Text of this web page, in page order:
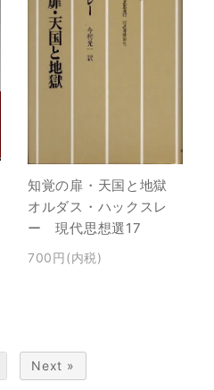
知覚の扉・天国と地獄
オルダス・ハックスレ
ー 現代思想選17
700円(内税)
Next »